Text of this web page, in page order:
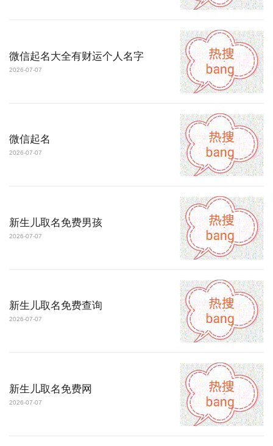
微信起名大全有财运个人名字
2026-07-07
微信起名
2026-07-07
新生儿取名免费男孩
2026-07-07
新生儿取名免费查询
2026-07-07
新生儿取名免费网
2026-07-07